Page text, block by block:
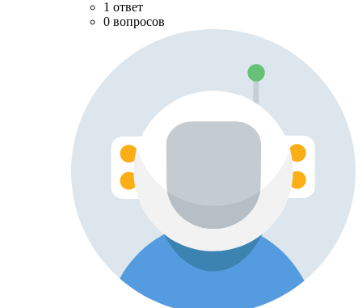
1 ответ
0 вопросов